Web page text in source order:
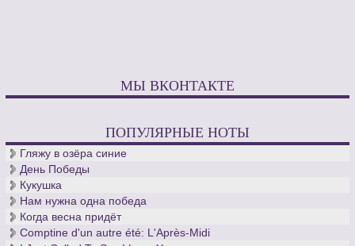
МЫ ВКОНТАКТЕ
ПОПУЛЯРНЫЕ НОТЫ
Гляжу в озёра синие
День Победы
Кукушка
Нам нужна одна победа
Когда весна придёт
Comptine d'un autre été: L'Après-Midi